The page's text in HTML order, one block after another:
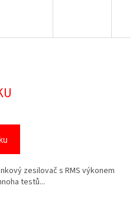
zesilovač s RMS výkonem
testů...